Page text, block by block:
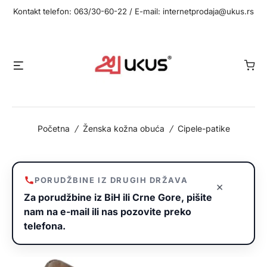
Kontakt telefon: 063/30-60-22 / E-mail: internetprodaja@ukus.rs
Početna / Ženska kožna obuća / Cipele-patike
×
PORUDŽBINE IZ DRUGIH DRŽAVA
Za porudžbine iz BiH ili Crne Gore, pišite
nam na e-mail ili nas pozovite preko
telefona.